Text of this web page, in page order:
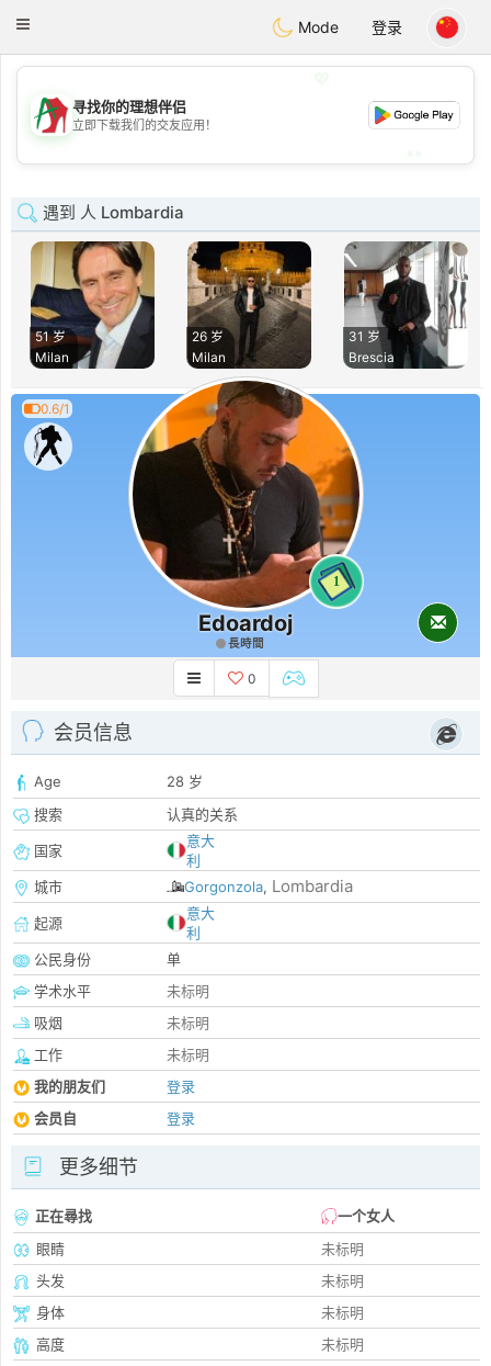
AmamiOra
Toggle
Mode 登录
💖
💕
寻找你的理想伴侣
立即下载我们的交友应用！
遇到 人 Lombardia
51 岁
Milan
26 岁
Milan
31 岁
Brescia
0.6/1
1
Edoardoj
長時間
0
会员信息
Age
28 岁
搜索
认真的关系
国家
意大
利
城市
Gorgonzola, Lombardia
起源
意大
利
公民身份
单
学术水平
未标明
吸烟
未标明
工作
未标明
我的朋友们
登录
会员自
登录
更多细节
正在尋找
一个女人
眼睛
未标明
头发
未标明
身体
未标明
高度
未标明